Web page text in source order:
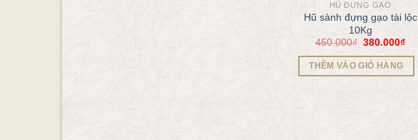
HŨ ĐỰNG GẠO
Hũ sành đựng gạo tài lộc
10Kg
450.000₫ 380.000₫
THÊM VÀO GIỎ HÀNG